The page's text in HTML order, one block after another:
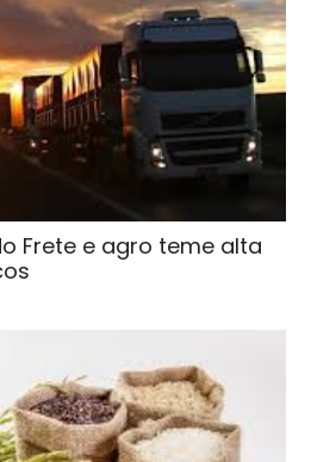
Frete e agro teme alta